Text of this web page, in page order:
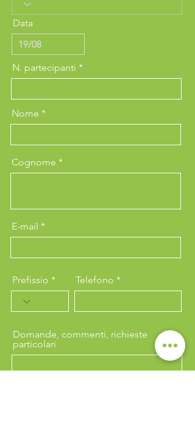
Data
N. partecipanti
Nome
Cognome
E-mail
Prefissio Telefono
Domande, commenti, richieste
particolari